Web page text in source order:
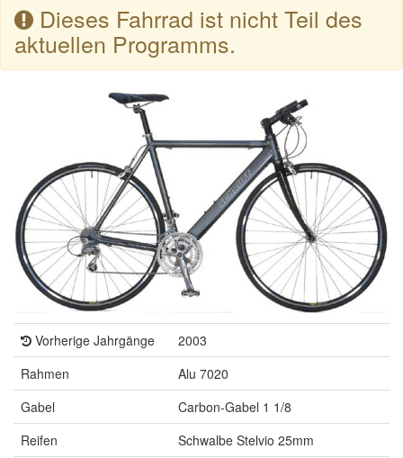
Dieses Fahrrad ist nicht Teil des
aktuellen Programms.
Vorherige Jahrgänge
2003
Rahmen
Alu 7020
Gabel
Carbon-Gabel 1 1/8
Reifen
Schwalbe Stelvio 25mm